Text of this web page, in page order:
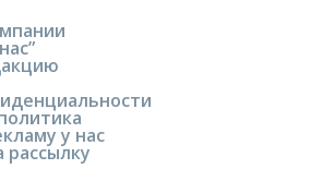
у нас
рассылку